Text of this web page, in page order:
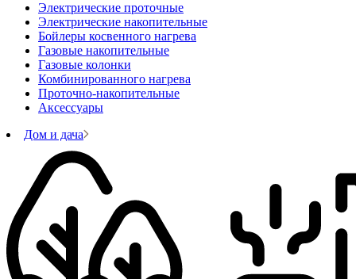
Электрические проточные
Электрические накопительные
Бойлеры косвенного нагрева
Газовые накопительные
Газовые колонки
Комбинированного нагрева
Проточно-накопительные
Аксессуары
Дом и дача